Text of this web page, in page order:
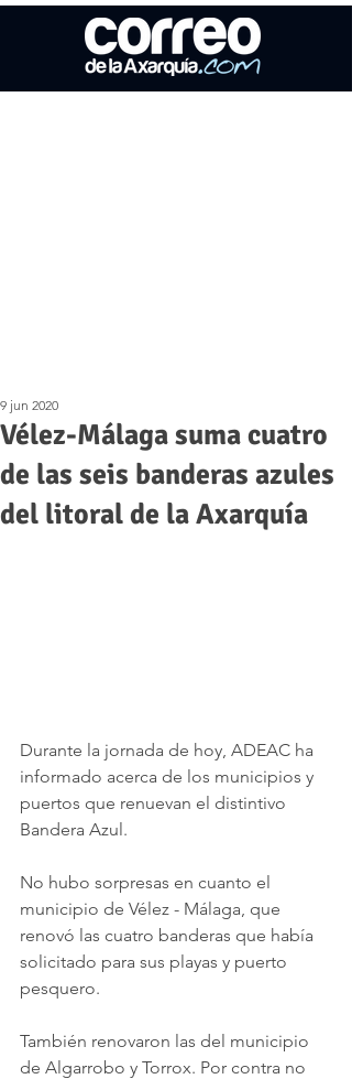
Vélez-Málaga suma cuatro
de las seis banderas azules
del litoral de la Axarquía
9 jun 2020
Durante la jornada de hoy, ADEAC ha
informado acerca de los municipios y
puertos que renuevan el distintivo
Bandera Azul.
No hubo sorpresas en cuanto el
municipio de Vélez - Málaga, que
renovó las cuatro banderas que había
solicitado para sus playas y puerto
pesquero.
También renovaron las del municipio
de Algarrobo y Torrox. Por contra no